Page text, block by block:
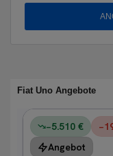
Fiat Uno Angebote
−5.510 € −
Angebot